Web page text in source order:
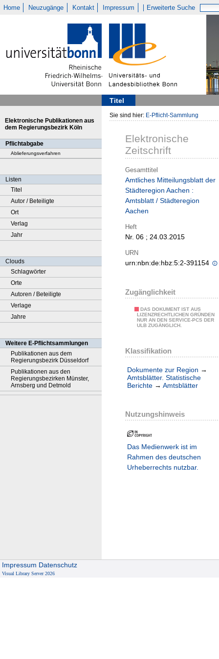
Home Neuzugänge Kontakt Impressum Erweiterte Suche
Titel
Elektronische Publikationen aus
dem Regierungsbezirk Köln
Pflichtabgabe
Ablieferungsverfahren
Listen
Titel
Autor / Beteiligte
Ort
Verlag
Jahr
Clouds
Schlagwörter
Orte
Autoren / Beteiligte
Verlage
Jahre
Weitere E-Pflichtsammlungen
Publikationen aus dem
Regierungsbezirk Düsseldorf
Publikationen aus den
Regierungsbezirken Münster,
Arnsberg und Detmold
Sie sind hier: E-Pflicht-Sammlung
Elektronische
Zeitschrift
Gesamttitel
Amtliches Mitteilungsblatt der
Städteregion Aachen :
Amtsblatt / Städteregion
Aachen
Heft
Nr. 06 ; 24.03.2015
URN
urn:nbn:de:hbz:5:2-391154
Zugänglichkeit
DAS DOKUMENT IST AUS
LIZENZRECHTLICHEN GRÜNDEN
NUR AN DEN SERVICE-PCS DER
ULB ZUGÄNGLICH.
Klassifikation
Dokumente zur Region →
Amtsblätter. Statistische
Berichte → Amtsblätter
Nutzungshinweis
Das Medienwerk ist im
Rahmen des deutschen
Urheberrechts nutzbar.
Impressum Datenschutz
Visual Library Server 2026